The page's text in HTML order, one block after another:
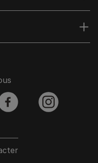
facebook instagram